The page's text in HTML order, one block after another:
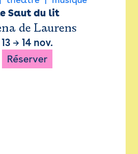
Saut du lit
de Laurens
13 → 14 nov.
Réserver